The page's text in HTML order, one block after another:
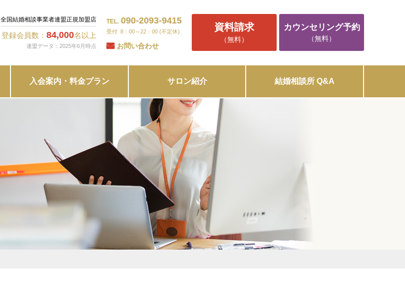
全国結婚相談事業者連盟正規加盟店
登録会員数： 84,000名以上
連盟データ：2025年6月時点
TEL. 090-2093-9415
8：00～22：00 (不定休)
お問い合わせ
資料請求
（無料）
カウンセリング予約
（無料）
入会案内・料金プラン サロン紹介 結婚相談所 Q&A